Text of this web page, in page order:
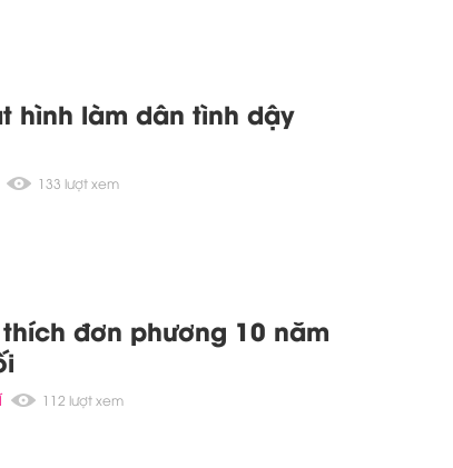
hình làm dân tình dậy
133 lượt xem
đơn phương 10 năm
112 lượt xem